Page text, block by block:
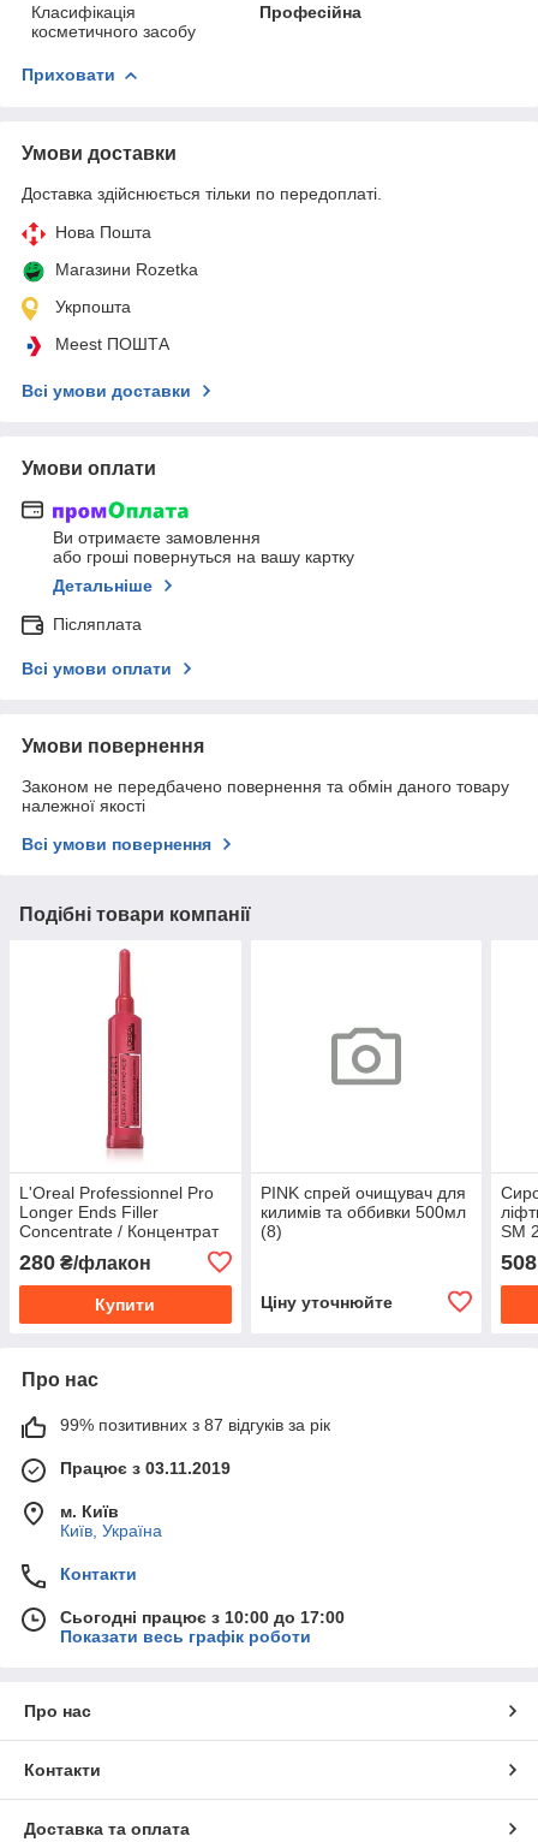
Класифікація
косметичного засобу
Професійна
Приховати
Умови доставки
Доставка здійснюється тільки по передоплаті.
Нова Пошта
Магазини Rozetka
Укрпошта
Meest ПОШТА
Всі умови доставки
Умови оплати
Ви отримаєте замовлення
або гроші повернуться на вашу картку
Детальніше
Післяплата
Всі умови оплати
Умови повернення
Законом не передбачено повернення та обмін даного товару
належної якості
Всі умови повернення
Подібні товари компанії
L'Oreal Professionnel Pro
Longer Ends Filler
Concentrate / Концентрат
для відновлення щільності
волосся
280 ₴/флакон
Купити
PINK спрей очищувач для
килимів та оббивки 500мл
(8)
Ціну уточнюйте
SM
508
Про нас
99% позитивних з 87 відгуків за рік
Працює з 03.11.2019
м. Київ
Київ, Україна
Контакти
Сьогодні працює з 10:00 до 17:00
Показати весь графік роботи
Про нас
Контакти
Доставка та оплата